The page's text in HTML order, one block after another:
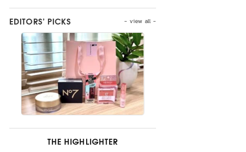
- view all -
EDITORS’ PICKS
THE HIGHLIGHTER